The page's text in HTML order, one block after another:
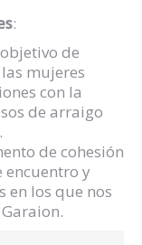
:
de
mujeres
con la
de arraigo
de cohesión
encuentro y
en los que nos